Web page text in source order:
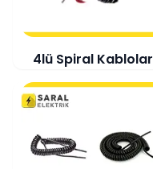
4lü Spiral Kablolar